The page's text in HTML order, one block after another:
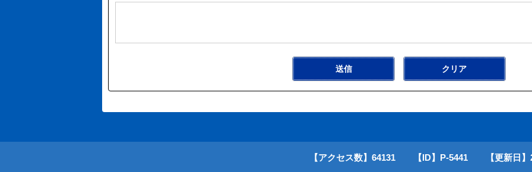
【アクセス数】 64131 【ID】 P-5441 【更新日】